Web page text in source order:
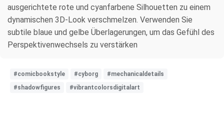
ausgerichtete rote und cyanfarbene Silhouetten zu einem
dynamischen 3D-Look verschmelzen. Verwenden Sie
subtile blaue und gelbe Überlagerungen, um das Gefühl des
Perspektivenwechsels zu verstärken
#comicbookstyle #cyborg
#mechanicaldetails
#shadowfigures
#vibrantcolorsdigitalart